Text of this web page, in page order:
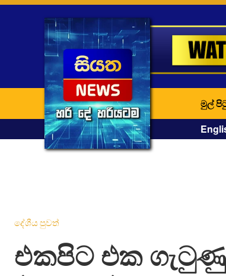
මුල්
දේශීය පුවත්
එකපිට එක